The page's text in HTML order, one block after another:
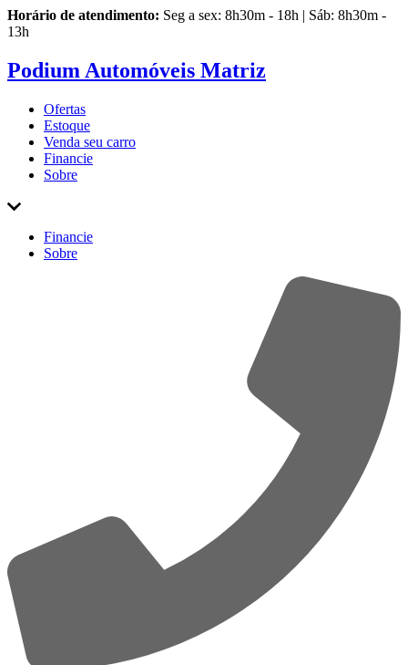
Horário de atendimento: Seg a sex: 8h30m - 18h | Sáb: 8h30m -
13h
Podium Automóveis Matriz
Ofertas
Estoque
Venda seu carro
Financie
Sobre
Financie
Sobre